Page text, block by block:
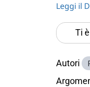
Leggi il
Ti
Autori